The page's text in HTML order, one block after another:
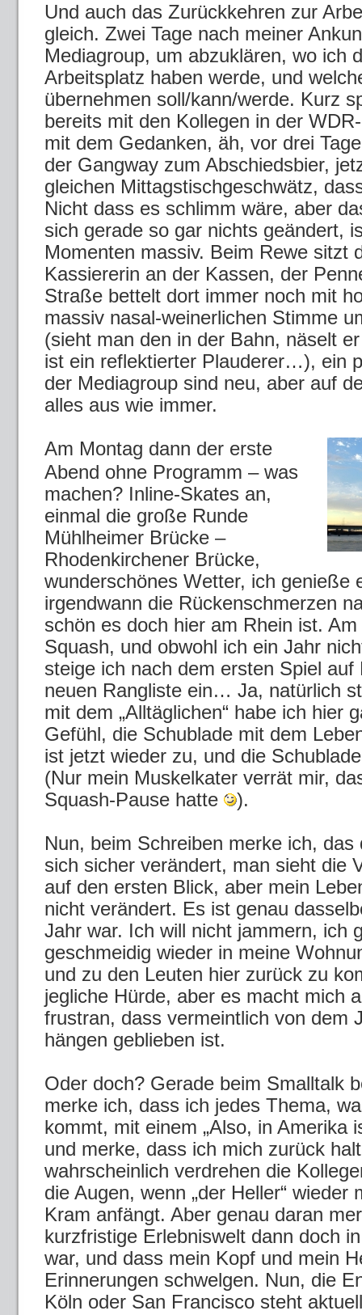
Und auch das Zurückkehren zur
gleich. Zwei Tage nach meiner
Mediagroup, um abzuklären, wo ich
Arbeitsplatz haben werde, und
übernehmen soll/kann/werde. Kurz
bereits mit den Kollegen in der
mit dem Gedanken, äh, vor drei
der Gangway zum Abschiedsbier,
gleichen Mittagstischgeschwätz,
Nicht dass es schlimm wäre, aber
sich gerade so gar nichts geändert,
Momenten massiv. Beim Rewe sitzt
Kassiererin an der Kassen, der
Straße bettelt dort immer noch mit
massiv nasal-weinerlichen Stimme
(sieht man den in der Bahn, näselt
ist ein reflektierter Plauderer…), ein
der Mediagroup sind neu, aber auf
alles aus wie immer.
Am Montag dann der erste
Abend ohne Programm – was
machen? Inline-Skates an,
einmal die große Runde
Mühlheimer Brücke –
Rhodenkirchener Brücke,
wunderschönes Wetter, ich genieße
irgendwann die Rückenschmerzen
schön es doch hier am Rhein ist.
Squash, und obwohl ich ein Jahr
steige ich nach dem ersten Spiel auf
neuen Rangliste ein… Ja, natürlich
mit dem „Alltäglichen“ habe ich hier
Gefühl, die Schublade mit dem
ist jetzt wieder zu, und die
(Nur mein Muskelkater verrät mir,
Squash-Pause hatte
).
Nun, beim Schreiben merke ich, das
sich sicher verändert, man sieht die
auf den ersten Blick, aber mein
nicht verändert. Es ist genau
Jahr war. Ich will nicht jammern, ich
geschmeidig wieder in meine
und zu den Leuten hier zurück zu
jegliche Hürde, aber es macht mich
frustran, dass vermeintlich von dem
hängen geblieben ist.
Oder doch? Gerade beim Smalltalk
merke ich, dass ich jedes Thema,
kommt, mit einem „Also, in Amerika
und merke, dass ich mich zurück
wahrscheinlich verdrehen die
die Augen, wenn „der Heller“ wieder
Kram anfängt. Aber genau daran
kurzfristige Erlebniswelt dann doch
war, und dass mein Kopf und mein
Erinnerungen schwelgen. Nun, die
Köln oder San Francisco steht